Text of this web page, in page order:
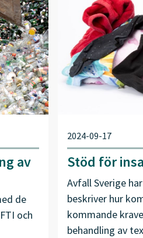
av
de
och
2024-09-17
Stöd för
Avfall Sverige
beskriver hur
kommande
behandling av